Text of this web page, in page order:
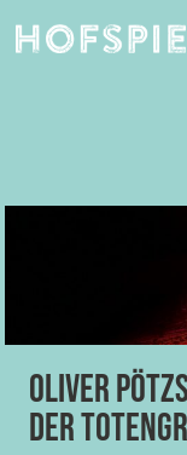
Oliver
der